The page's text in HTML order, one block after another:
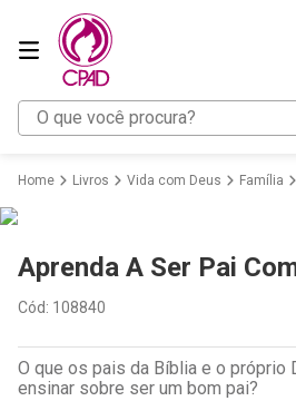
O que você procura?
Livros Vida com Deus Família
Aprenda A Ser Pai
Cód: 108840
O que os pais da Bíblia e o próprio
ensinar sobre ser um bom pai?